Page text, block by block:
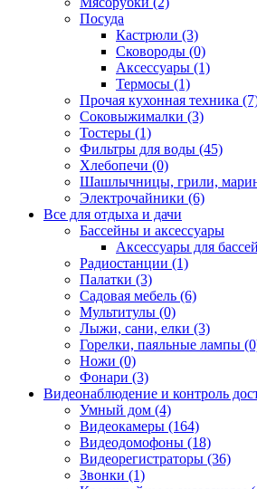
Посуда
Кастрюли (3)
Сковороды (0)
Аксессуары (1)
Термосы (1)
Прочая кухонная техника
Соковыжималки (3)
Тостеры (1)
Фильтры для воды (45)
Хлебопечи (0)
Шашлычницы, грили,
Электрочайники (6)
Все для отдыха и дачи
Бассейны и аксессуары
Аксессуары для
Радиостанции (1)
Палатки (3)
Садовая мебель (6)
Мультитулы (0)
Лыжи, сани, елки (3)
Горелки, паяльные лампы
Ножи (0)
Фонари (3)
Видеонаблюдение и контроль
Умный дом (4)
Видеокамеры (164)
Видеодомофоны (18)
Видеорегистраторы (36)
Звонки (1)